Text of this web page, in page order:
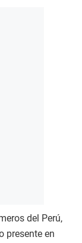
del Perú,
presente en